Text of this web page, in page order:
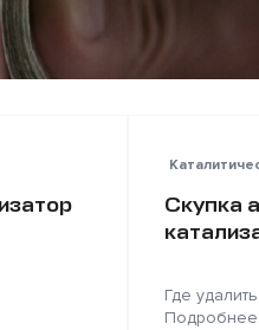
Скупка
Где